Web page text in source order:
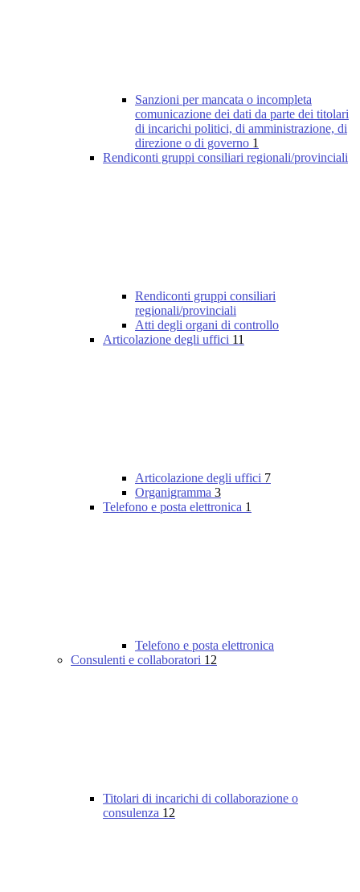
Sanzioni per mancata o incompleta
comunicazione dei dati da parte dei titolari
di incarichi politici, di amministrazione, di
direzione o di governo 1
Rendiconti gruppi consiliari regionali/provinciali
Rendiconti gruppi consiliari
regionali/provinciali
Atti degli organi di controllo
Articolazione degli uffici 11
Articolazione degli uffici 7
Organigramma 3
Telefono e posta elettronica 1
Telefono e posta elettronica
Consulenti e collaboratori 12
Titolari di incarichi di collaborazione o
consulenza 12